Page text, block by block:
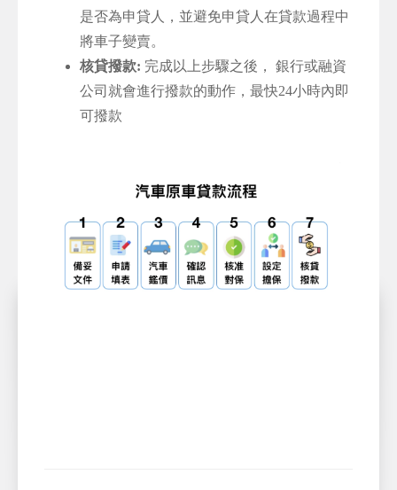
是否為申貸人，並避免申貸人在貸款過程中
將車子變賣。
核貸撥款: 完成以上步驟之後， 銀行或融資
公司就會進行撥款的動作，最快24小時內即
可撥款